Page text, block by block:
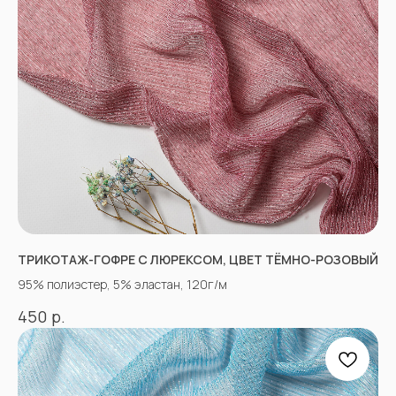
ТРИКОТАЖ-ГОФРЕ С ЛЮРЕКСОМ, ЦВЕТ ТЁМНО-РОЗОВЫЙ
95% полиэстер, 5% эластан, 120г/м
450 р.
«Ткани 3.5.7»
Оптово-розничный
магазин тканей
@ 2026
ИП Вакульчик Мария Олеговна
ОГРН 322265100088534
ИНН 262609965884
*